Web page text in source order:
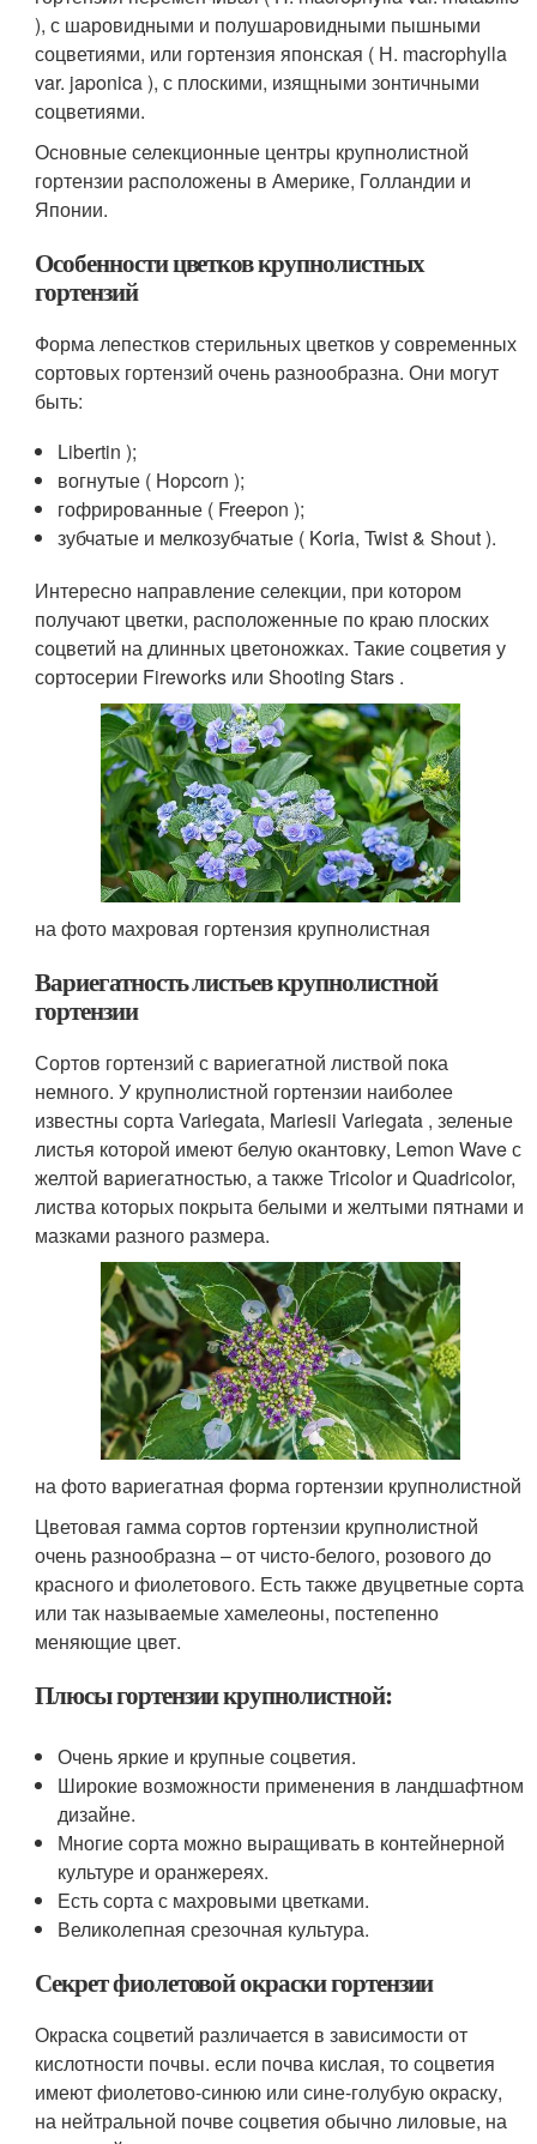
), с шаровидными и полушаровидными пышными
соцветиями, или гортензия японская ( Н. macrophylla
var. japonica ), с плоскими, изящными зонтичными
соцветиями.
Основные селекционные центры крупнолистной
гортензии расположены в Америке, Голландии и
Японии.
Особенности цветков крупнолистных
гортензий
Форма лепестков стерильных цветков у современных
сортовых гортензий очень разнообразна. Они могут
быть:
Libertin );
вогнутые ( Hopcorn );
гофрированные ( Freepon );
зубчатые и мелкозубчатые ( Koria, Twist & Shout ).
Интересно направление селекции, при котором
получают цветки, расположенные по краю плоских
соцветий на длинных цветоножках. Такие соцветия у
сортосерии Fireworks или Shooting Stars .
на фото махровая гортензия крупнолистная
Вариегатность листьев крупнолистной
гортензии
Сортов гортензий с вариегатной листвой пока
немного. У крупнолистной гортензии наиболее
известны сорта Variegata, Mariesii Variegata , зеленые
листья которой имеют белую окантовку, Lemon Wave с
желтой вариегатностью, а также Tricolor и Quadricolor,
листва которых покрыта белыми и желтыми пятнами и
мазками разного размера.
на фото вариегатная форма гортензии крупнолистной
Цветовая гамма сортов гортензии крупнолистной
очень разнообразна – от чисто-белого, розового до
красного и фиолетового. Есть также двуцветные сорта
или так называемые хамелеоны, постепенно
меняющие цвет.
Плюсы гортензии крупнолистной:
Очень яркие и крупные соцветия.
Широкие возможности применения в ландшафтном
дизайне.
Многие сорта можно выращивать в контейнерной
культуре и оранжереях.
Есть сорта с махровыми цветками.
Великолепная срезочная культура.
Секрет фиолетовой окраски гортензии
Окраска соцветий различается в зависимости от
кислотности почвы. если почва кислая, то соцветия
имеют фиолетово-синюю или сине-голубую окраску,
на нейтральной почве соцветия обычно лиловые, на